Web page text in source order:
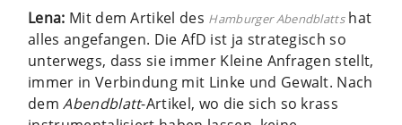
Lena: Mit dem Artikel des Hamburger Abendblattshat
alles angefangen. Die AfD ist ja strategisch so
unterwegs, dass sie immer Kleine Anfragen stellt,
immer in Verbindung mit Linke und Gewalt. Nach
demAbendblatt-Artikel, wo die sich so krass